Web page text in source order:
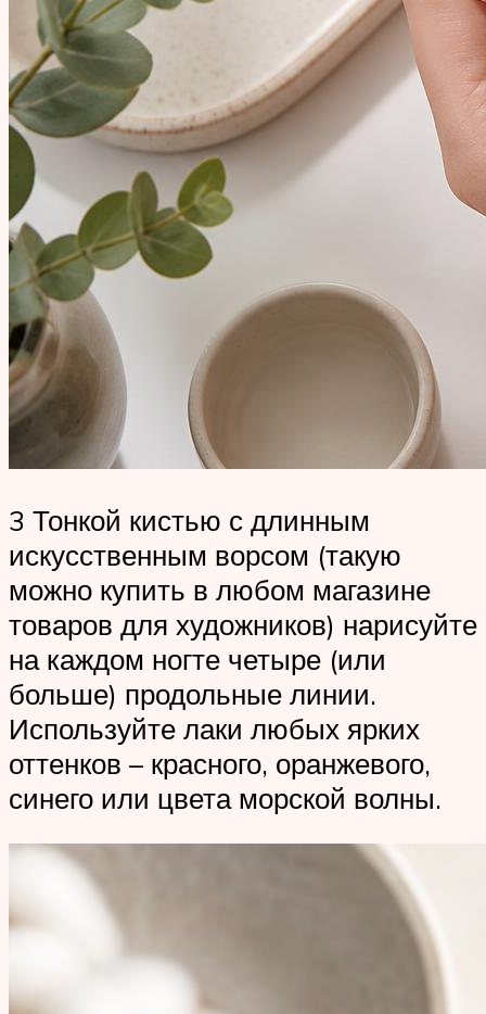
3 Тонкой кистью с длинным
искусственным ворсом (такую
можно купить в любом магазине
товаров для художников) нарисуйте
на каждом ногте четыре (или
больше) продольные линии.
Используйте лаки любых ярких
оттенков – красного, оранжевого,
синего или цвета морской волны.